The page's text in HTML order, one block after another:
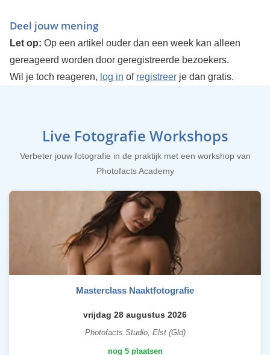
Deel jouw mening
Let op: Op een artikel ouder dan een week kan alleen
gereageerd worden door geregistreerde bezoekers.
Wil je toch reageren, log in of registreerje dan gratis.
Live Fotografie Workshops
Verbeter jouw fotografie in de praktijk met een workshop van
Photofacts Academy
Masterclass Naaktfotografie
vrijdag 28 augustus 2026
Photofacts Studio, Elst (Gld)
nog 5 plaatsen